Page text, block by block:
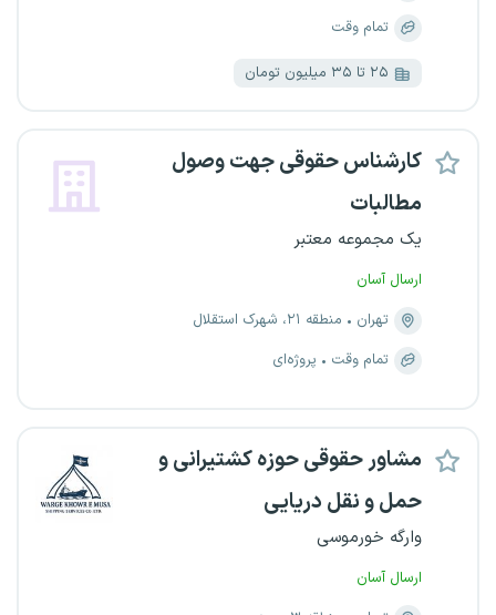
تمام وقت
۲۵ تا ۳۵ میلیون تومان
کارشناس حقوقی جهت وصول
مطالبات
یک مجموعه معتبر
ارسال آسان
تهران
منطقه ۲۱، شهرک استقلال
تمام وقت
پروژه‌ای
مشاور حقوقی حوزه کشتیرانی و
حمل‌ و نقل دریایی
وارگه خورموسی
ارسال آسان